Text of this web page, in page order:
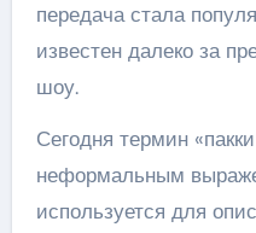
передача стала
известен далеко за
шоу.
Сегодня термин
неформальным
используется для